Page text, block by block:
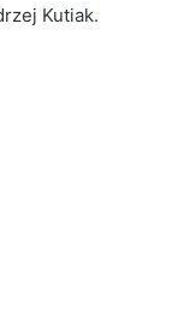
Kutiak.